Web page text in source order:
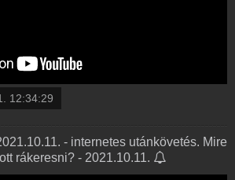
12:34:29
- internetes utánkövetés. Mire
rákeresni? - 2021.10.11.